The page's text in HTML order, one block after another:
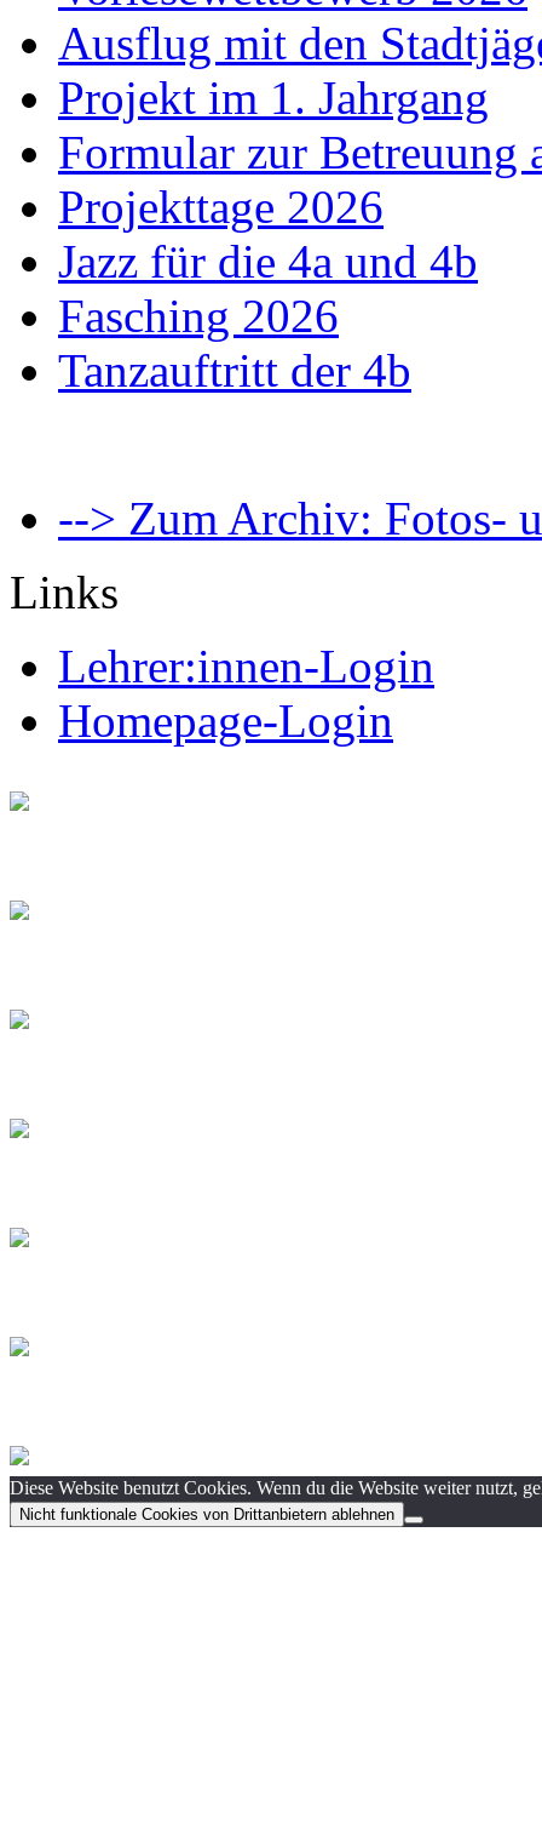
Ausflug mit den
Projekt im 1. Jahrgang
Formular zur Betreuung
Projekttage 2026
Jazz für die 4a und 4b
Fasching 2026
Tanzauftritt der 4b
--> Zum Archiv: Fotos-
Links
Lehrer:innen-Login
Homepage-Login
Diese Website benutzt Cookies. Wenn du die Website weiter nutzt,
Nicht funktionale Cookies von Drittanbietern ablehnen